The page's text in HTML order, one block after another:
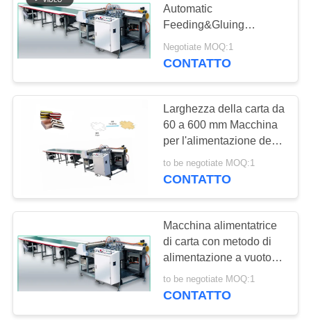
CHIEDI UN
PREVENTIVO
MAPPA
SULLA
caso automatico
che fa macchina
Macchina di
posizionamento
automatica
Automatic
Feeding&Gluing
Machine Accelerazione
O 20- 50 unità/min
Negotiate MOQ:1
CONTATTO
Larghezza della carta da
60 a 600 mm Macchina
per l'alimentazione della
carta che incorpora il
metodo di alimentazione
a 50 Hz per la
manipolazione della
carta
to be negotiate MOQ:1
CONTATTO
Macchina alimentatrice
di carta con metodo di
alimentazione a vuoto
ottimizzata per spessori
di carta da 80-200g
to be negotiate MOQ:1
CONTATTO